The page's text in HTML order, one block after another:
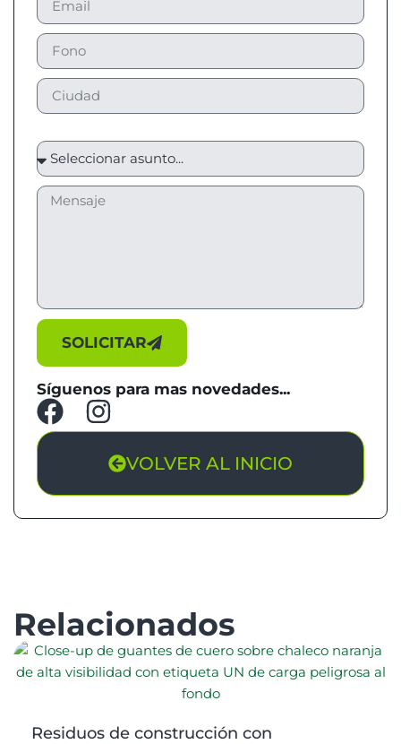
SOLICITAR
Síguenos para mas novedades...
VOLVER AL INICIO
Relacionados
Residuos de construcción con